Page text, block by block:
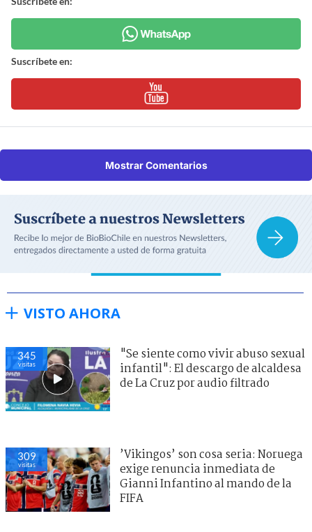
Suscríbete en:
Mostrar Comentarios
VISTO AHORA
345
visitas
"Se siente como vivir abuso sexual
infantil": El descargo de alcaldesa
de La Cruz por audio filtrado
309
visitas
’Vikingos’ son cosa seria: Noruega
exige renuncia inmediata de
Gianni Infantino al mando de la
FIFA